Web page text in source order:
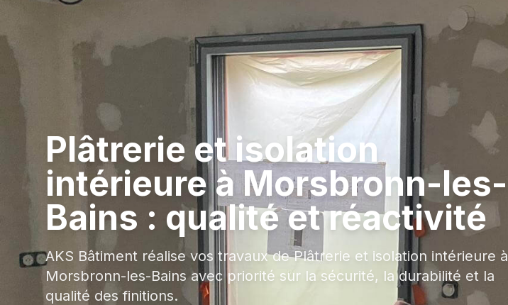
Plâtrerie et isolation
intérieure à Morsbronn-les-
Bains : qualité et réactivité
AKS Bâtiment réalise vos travaux de Plâtrerie et isolation intérieure à
Morsbronn-les-Bains avec priorité sur la sécurité, la durabilité et la
qualité des finitions.